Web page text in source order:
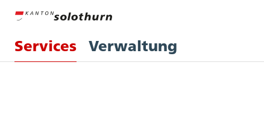
Services Verwaltung